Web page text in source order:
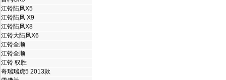
江铃陆风X5
江铃陆风 X9
江铃陆风X8
江铃大陆风X6
江铃全顺
江铃全顺
江铃 驭胜
奇瑞瑞虎5 2013款